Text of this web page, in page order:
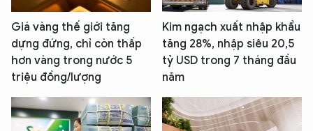
Giá vàng thế giới tăng
dựng đứng, chỉ còn thấp
hơn vàng trong nước 5
triệu đồng/lượng
Kim ngạch xuất nhập khẩu
tăng 28%, nhập siêu 20,5
tỷ USD trong 7 tháng đầu
năm